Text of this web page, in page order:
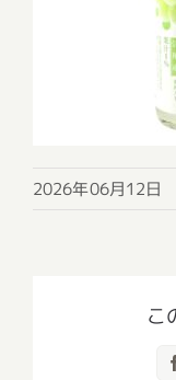
2026年06月12日
こ